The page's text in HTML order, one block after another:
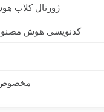
ژورنال کلاب
کدنویسی هوش
مخصوص